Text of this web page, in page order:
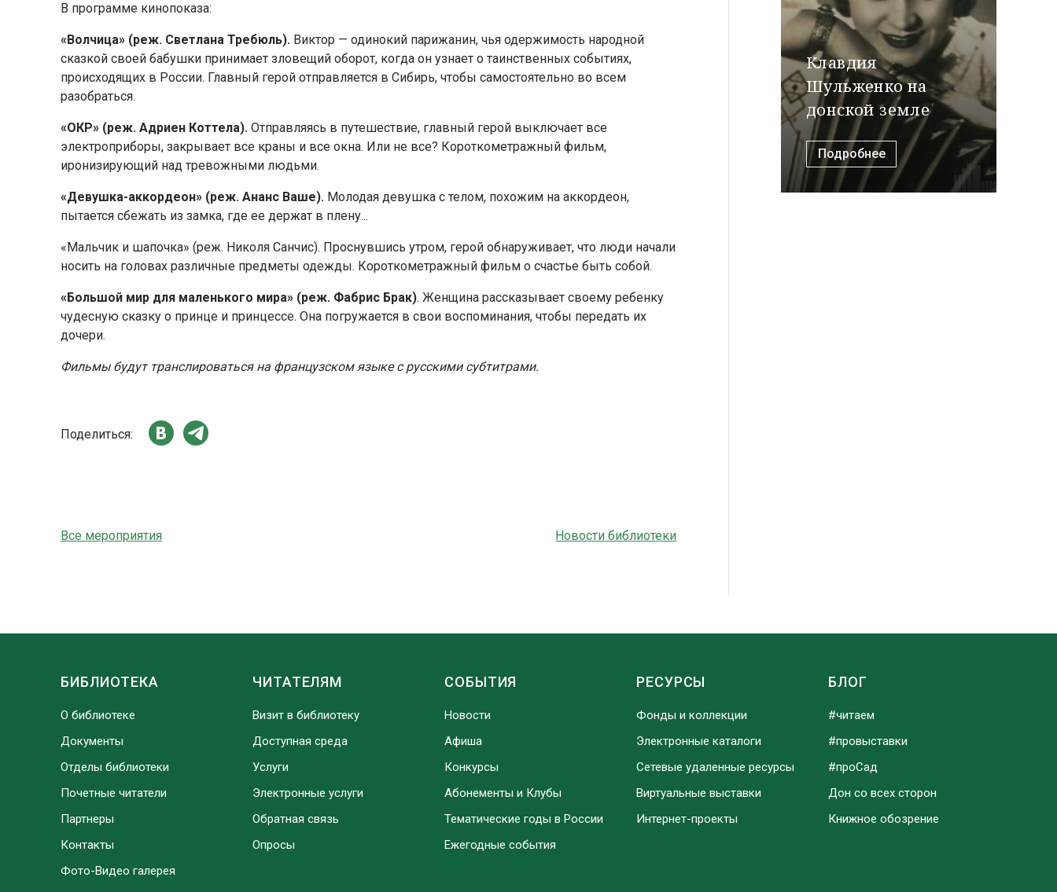
В программе кинопоказа:
«Волчица» (реж. Светлана Требюль). Виктор — одинокий парижанин, чья одержимость народной
сказкой своей бабушки принимает зловещий оборот, когда он узнает о таинственных событиях,
происходящих в России. Главный герой отправляется в Сибирь, чтобы самостоятельно во всем
разобраться.
«ОКР» (реж. Адриен Коттела). Отправляясь в путешествие, главный герой выключает все
электроприборы, закрывает все краны и все окна. Или не все? Короткометражный фильм,
иронизирующий над тревожными людьми.
«Девушка-аккордеон» (реж. Ананс Ваше). Молодая девушка с телом, похожим на аккордеон,
пытается сбежать из замка, где ее держат в плену...
«Мальчик и шапочка» (реж. Николя Санчис). Проснувшись утром, герой обнаруживает, что люди начали
носить на головах различные предметы одежды. Короткометражный фильм о счастье быть собой.
«Большой мир для маленького мира» (реж. Фабрис Брак). Женщина рассказывает своему ребенку
чудесную сказку о принце и принцессе. Она погружается в свои воспоминания, чтобы передать их
дочери.
Фильмы будут транслироваться на французском языке с русскими субтитрами.
Поделиться:
Все мероприятия Новости библиотеки
Клавдия
Шульженко на
донской земле
Подробнее
БИБЛИОТЕКА
О библиотеке
Документы
Отделы библиотеки
Почетные читатели
Партнеры
Контакты
Фото-Видео галерея
ЧИТАТЕЛЯМ
Визит в библиотеку
Доступная среда
Услуги
Электронные услуги
Обратная связь
Опросы
СОБЫТИЯ
Новости
Афиша
Конкурсы
Абонементы и Клубы
Тематические годы в России
Ежегодные события
РЕСУРСЫ
Фонды и коллекции
Электронные каталоги
Сетевые удаленные ресурсы
Виртуальные выставки
Интернет-проекты
БЛОГ
#читаем
#провыставки
#проСад
Дон со всех сторон
Книжное обозрение